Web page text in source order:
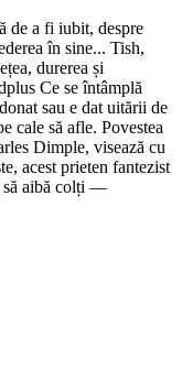
de a fi iubit, despre
în sine... Tish,
durerea și
Ce se întâmplă
sau e dat uitării de
cale să afle. Povestea
Dimple, visează cu
acest prieten fantezist
să aibă colți —